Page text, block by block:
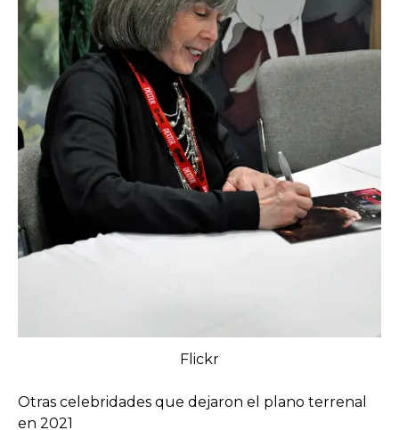
Flickr
Otras celebridades que dejaron el plano terrenal
en 2021